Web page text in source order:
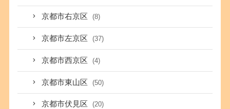
京都市右京区 (8)
京都市左京区 (37)
京都市西京区 (4)
京都市東山区 (50)
京都市伏見区 (20)